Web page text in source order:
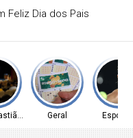
Feliz Dia dos Pais
- SP Geral